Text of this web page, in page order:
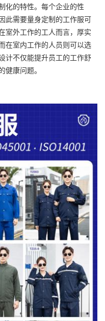
化的特性。每个企业的性
此需要量身定制的工作服可
室外工作的工人而言，厚实
在室内工作的人员则可以选
计不仅能提升员工的工作舒
康问题。